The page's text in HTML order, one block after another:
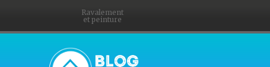
Ravalement
et peinture